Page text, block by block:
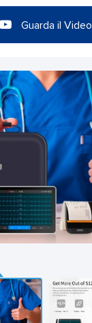
Guarda il Video